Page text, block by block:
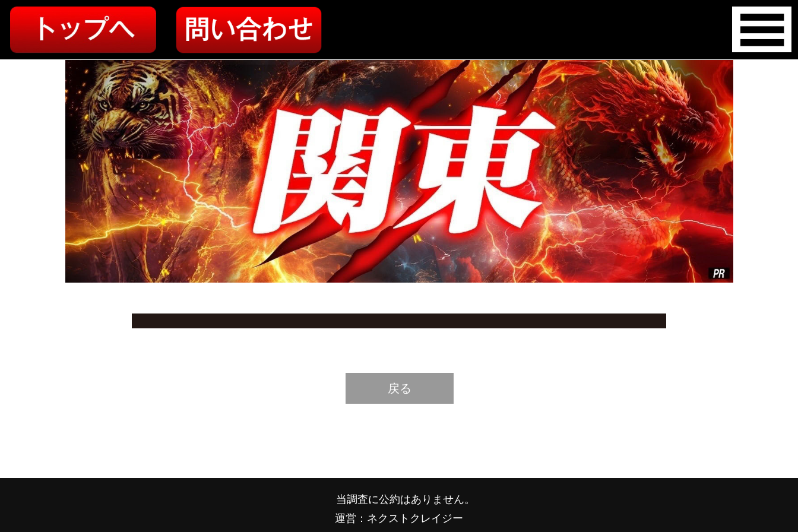
戻る
当調査に公約はありません。
運営：ネクストクレイジー